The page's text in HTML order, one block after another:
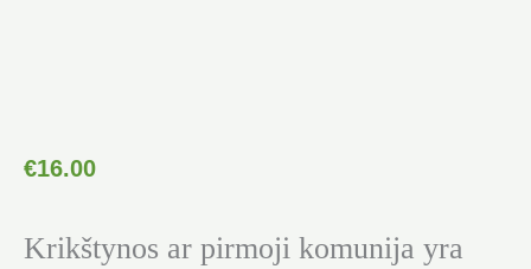
€16.00
Krikštynos ar pirmoji komunija yra